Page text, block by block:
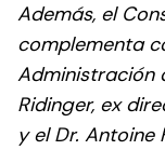
Además, el
complementa
Administración
Ridinger, ex
y el Dr.